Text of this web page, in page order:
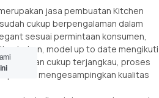
jasa pembuatan Kitchen
cukup berpengalaman dalam
sesuai permintaan konsumen,
bahan, model up to date mengikuti
cukup terjangkau, proses
tidak mengesampingkan kualitas